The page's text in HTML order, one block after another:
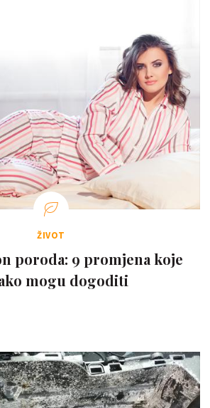
ŽIVOT
poroda: 9 promjena koje
mogu dogoditi